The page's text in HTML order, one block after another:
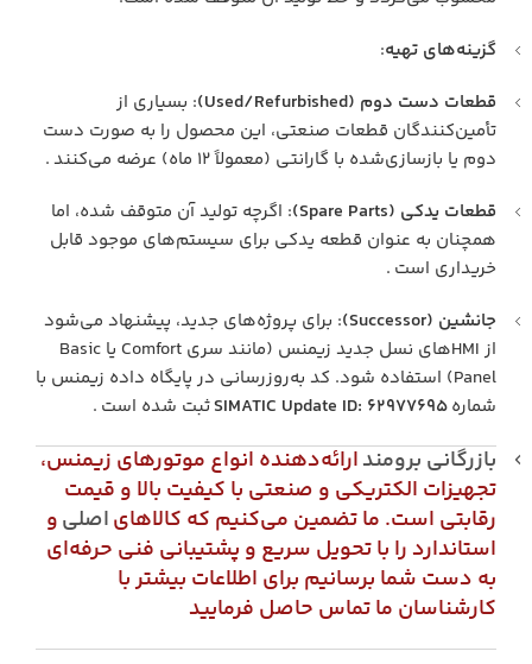
گزینه‌های تهیه:
قطعات دست دوم (Used/Refurbished)
: بسیاری از
تأمین‌کنندگان قطعات صنعتی، این محصول را به صورت دست
دوم یا بازسازی‌شده با گارانتی (معمولاً ۱۲ ماه) عرضه می‌کنند .
قطعات یدکی (Spare Parts)
: اگرچه تولید آن متوقف شده، اما
همچنان به عنوان قطعه یدکی برای سیستم‌های موجود قابل
خریداری است .
جانشین (Successor)
: برای پروژه‌های جدید، پیشنهاد می‌شود
از HMIهای نسل جدید زیمنس (مانند سری Comfort یا Basic
Panel) استفاده شود. کد به‌روزرسانی در پایگاه داده زیمنس با
شمارهSIMATIC Update ID: 62977695ثبت شده است .
بازرگانی برومندارائه‌دهنده انواع موتورهای زیمنس،
تجهیزات الکتریکی و صنعتی با کیفیت بالا و قیمت
رقابتی است. ما تضمین می‌کنیم که کالاهایاصلیو
استاندارد را با تحویل سریع و پشتیبانی فنی حرفه‌ای
به دست شما برسانیم برای اطلاعات بیشتر با
کارشناسان ما تماس حاصل فرمایید